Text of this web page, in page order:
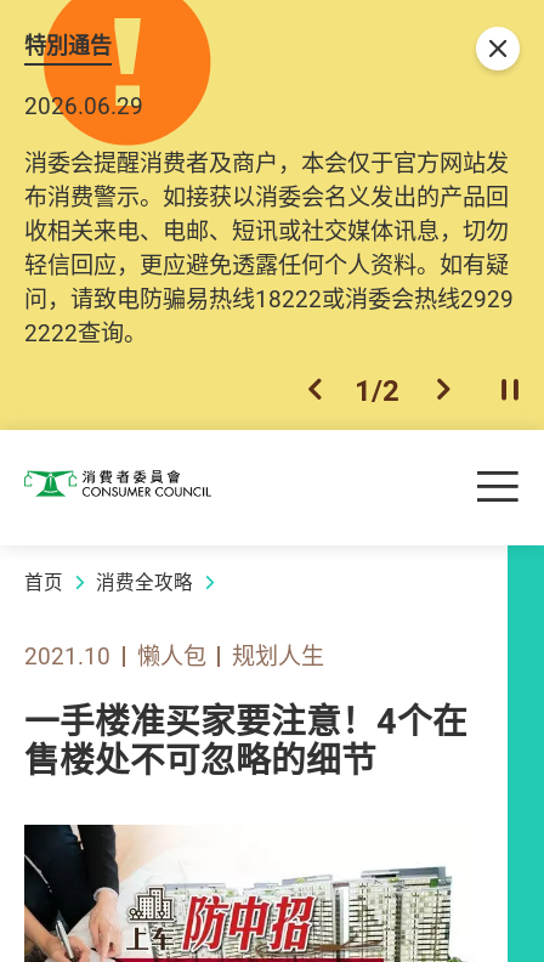
特別通告
2026.06.29
消委会提醒消费者及商户，本会仅于官方网站发
布消费警示。如接获以消委会名义发出的产品回
收相关来电、电邮、短讯或社交媒体讯息，切勿
轻信回应，更应避免透露任何个人资料。如有疑
问，请致电防骗易热线18222或消委会热线2929
2222查询。
上一个
1/2 下一个开
关闭
消费者委员会 目
首页 消费全攻略
2021.10 懒人包 规划人生
一手楼准买家要注意！4个在
售楼处不可忽略的细节